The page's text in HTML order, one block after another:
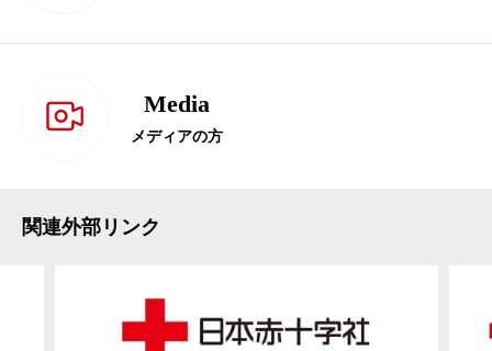
Media
メディアの方
関連外部リンク